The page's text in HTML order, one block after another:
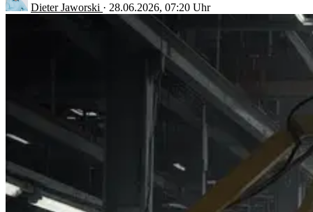
Dieter Jaworski · 28.06.2026, 07:20 Uhr